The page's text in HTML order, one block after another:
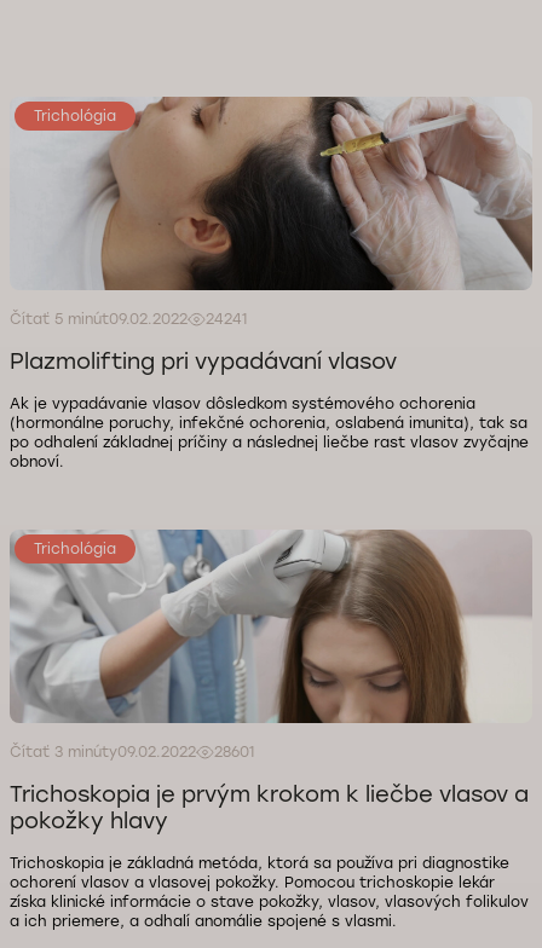
Trichológia
Čítať 5 minút09.02.2022 24241
Plazmolifting pri vypadávaní vlasov
Ak je vypadávanie vlasov dôsledkom systémového ochorenia
(hormonálne poruchy, infekčné ochorenia, oslabená imunita), tak sa
po odhalení základnej príčiny a následnej liečbe rast vlasov zvyčajne
obnoví.
Trichológia
Čítať 3 minúty09.02.2022 28601
Trichoskopia je prvým krokom k liečbe vlasov a
pokožky hlavy
Trichoskopia je základná metóda, ktorá sa používa pri diagnostike
ochorení vlasov a vlasovej pokožky. Pomocou trichoskopie lekár
získa klinické informácie o stave pokožky, vlasov, vlasových folikulov
a ich priemere, a odhalí anomálie spojené s vlasmi.